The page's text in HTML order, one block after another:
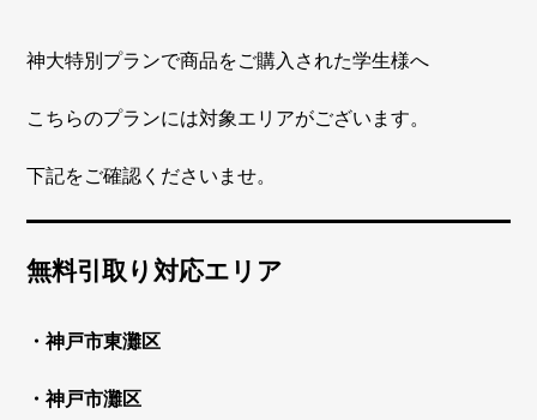
神大特別プランで商品をご購入された学生様へ
こちらのプランには対象エリアがございます。
下記をご確認くださいませ。
無料引取り対応エリア
・神戸市東灘区
・神戸市灘区